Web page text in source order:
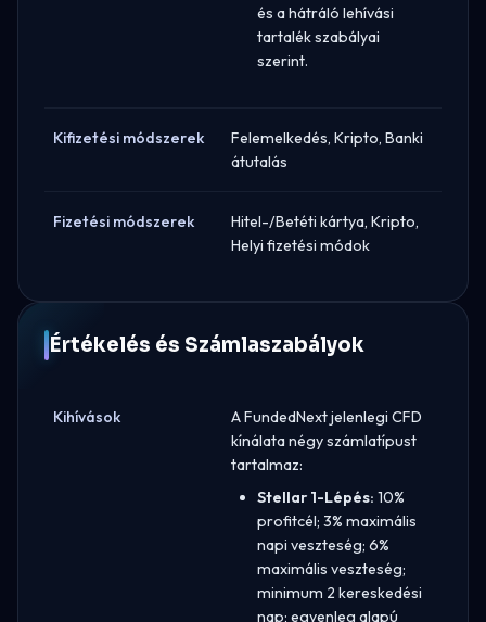
és a hátráló lehívási
tartalék szabályai
szerint.
Kifizetési módszerek
Felemelkedés, Kripto, Banki
átutalás
Fizetési módszerek
Hitel-/Betéti kártya, Kripto,
Helyi fizetési módok
Értékelés és Számlaszabályok
Kihívások
A FundedNext jelenlegi CFD
kínálata négy számlatípust
tartalmaz:
Stellar 1-Lépés: 10%
profitcél; 3% maximális
napi veszteség; 6%
maximális veszteség;
minimum 2 kereskedési
nap; egyenleg alapú